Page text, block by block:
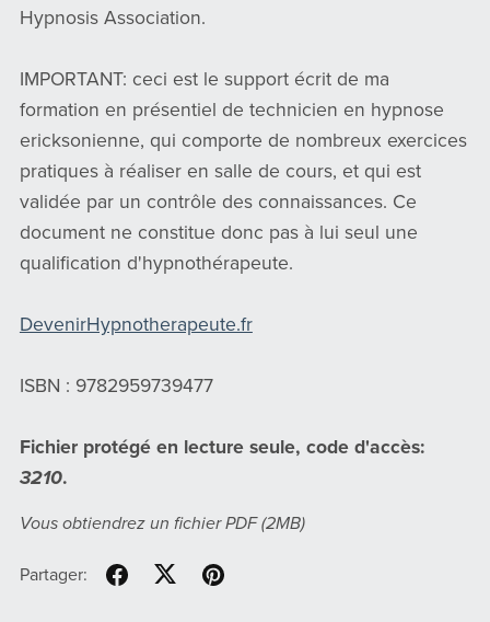
Hypnosis Association.
IMPORTANT: ceci est le support écrit de ma
formation en présentiel de technicien en hypnose
ericksonienne, qui comporte de nombreux exercices
pratiques à réaliser en salle de cours, et qui est
validée par un contrôle des connaissances. Ce
document ne constitue donc pas à lui seul une
qualification d'hypnothérapeute.
DevenirHypnotherapeute.fr
ISBN : 9782959739477
Fichier protégé en lecture seule, code d'accès:
3210.
Vous obtiendrez un fichier PDF(2MB)
Partager: